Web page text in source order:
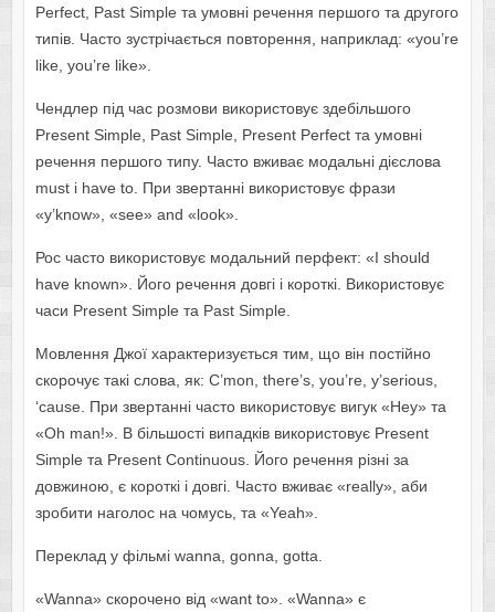
Perfect, Past Simple та умовні речення першого та другого
типів. Часто зустрічається повторення, наприклад: «you’re
like, you’re like».
Чендлер під час розмови використовує здебільшого
Present Simple, Past Simple, Present Perfect та умовні
речення першого типу. Часто вживає модальні дієслова
must і have to. При звертанні використовує фрази
«y’know», «see» and «look».
Рос часто використовує модальний перфект: «I should
have known». Його речення довгі і короткі. Використовує
часи Present Simple та Past Simple.
Мовлення Джої характеризується тим, що він постійно
скорочує такі слова, як: C’mon, there’s, you’re, у’serious,
‘сause. При звертанні часто використовує вигук «Hey» та
«Oh man!». В більшості випадків використовує Present
Simple та Present Сontinuous. Його речення різні за
довжиною, є короткі і довгі. Часто вживає «really», аби
зробити наголос на чомусь, та «Yeah».
Переклад у фільмі wanna, gonna, gotta.
«Wanna» скорочено від «want to». «Wanna» є